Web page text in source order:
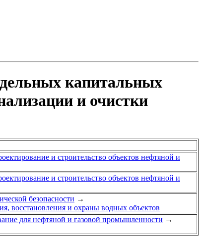
капитальных
и очистки
и строительство объектов нефтяной и
и строительство объектов нефтяной и
безопасности →
восстановления и охраны водных объектов
для нефтяной и газовой промышленности →